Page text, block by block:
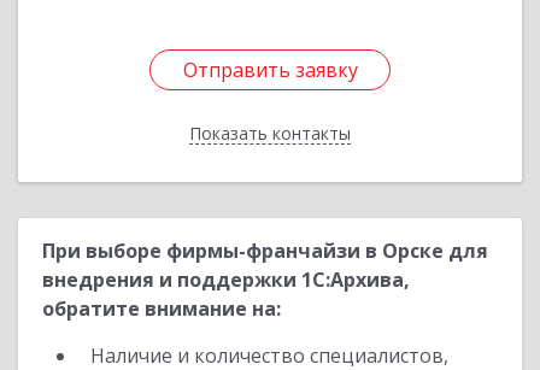
Отправить заявку
Показать контакты
Отправить заявку
Назад
При выборе фирмы-франчайзи в Орске для
внедрения и поддержки 1С:Архива,
обратите внимание на:
Наличие и количество специалистов,